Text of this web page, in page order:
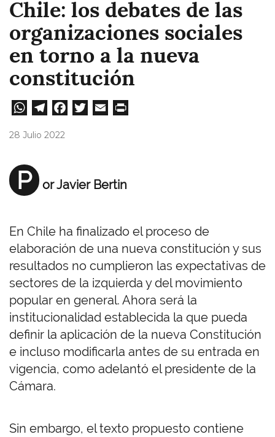
Chile: los debates de las
organizaciones sociales
en torno a la nueva
constitución
W
A
pp
Te
m
Fa
28 Julio 2022
P or Javier Bertin
En Chile ha finalizado el proceso de
elaboración de una nueva constitución y sus
resultados no cumplieron las expectativas de
sectores de la izquierda y del movimiento
popular en general. Ahora será la
institucionalidad establecida la que pueda
definir la aplicación de la nueva Constitución
e incluso modificarla antes de su entrada en
vigencia, como adelantó el presidente de la
Cámara.
Sin embargo, el texto propuesto contiene